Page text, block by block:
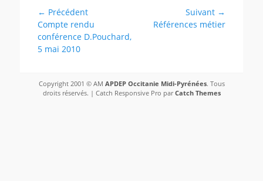
expériences)
Navigation
de
l’article
← Précédent
Article
précédent :
Compte rendu
conférence D.Pouchard,
5 mai 2010
Suivant →
Article
suivant :
Références métier
Copyright 2001 © AM APDEP Occitanie Midi-Pyrénées. Tous
droits réservés. | Catch Responsive Pro parCatch Themes